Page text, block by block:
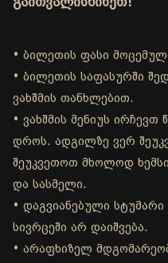
გაითვალისწინეთ!
• ბილეთის ფასი
• ბილეთის საფასურში
ვახშმის თანხლებით.
• ვახშმის მენიუს ირჩევთ
დროს. ადგილზე ვერ
შეუკვეთოთ მხოლოდ
და სასმელი.
• დაგვიანებული
სივრცეში არ დაიშვება.
• არაფხიზელ